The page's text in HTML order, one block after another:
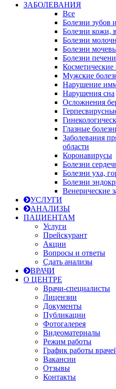
ЗАБОЛЕВАНИЯ
Все
Болезни зубов
Болезни кожи,
Болезни
Болезни
Болезни
Мужские
Нарушение
Нарушения сна
Осложнения
Глазные
Заболевания
области
Коронавирусы
Болезни
Болезни уха,
Болезни
Венерические
УСЛУГИ
АНАЛИЗЫ
ПАЦИЕНТАМ
Услуги
Прейскурант
Акции
Вопросы и ответы
Сдать анализы
ВРАЧИ
О ЦЕНТРЕ
Врачи-специалисты
Лицензии
Документы
Публикации
Фотогалерея
Видеоматериалы
Режим работы
График работы
Вакансии
Отзывы
Контакты